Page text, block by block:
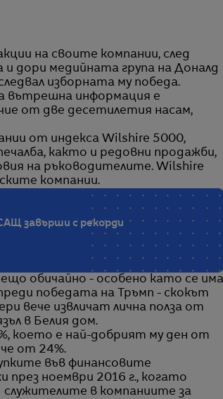
дори медийната група на Доналд
изборната му победа.
вътрешна информация е
от две десетилетия насам,
от индекса Wilshire 5000,
както и редовни продажби,
на ръководителите. Wilshire
компании.
завърши с рекорди
обичайно - особено като се има
победата на Тръмп - скокът
вече извличат лична полза от
в Белия дом.
което е най-добрият му ден от
от 24%.
във финансовите
през ноември 2016 г., когато
в компаниите за